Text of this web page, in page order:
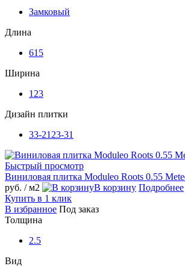
Замковый
Длина
615
Ширина
123
Дизайн плитки
33-2123-31
Быстрый просмотр
Виниловая плитка Moduleo Roots 0.55
руб. / м2 В корзину Подробнее
Купить в 1 клик
В избранное Под заказ
Толщина
2.5
Вид